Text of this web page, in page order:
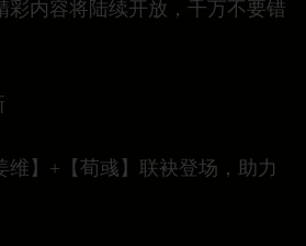
彩内容将陆续开放，千万不要错
维】+【荀彧】联袂登场，助力